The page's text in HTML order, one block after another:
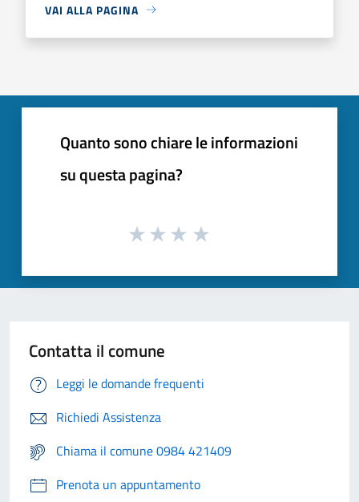
VAI ALLA PAGINA
Quanto sono chiare le informazioni
su questa pagina?
Contatta il comune
Leggi le domande frequenti
Richiedi Assistenza
Chiama il comune 0984 421409
Prenota un appuntamento